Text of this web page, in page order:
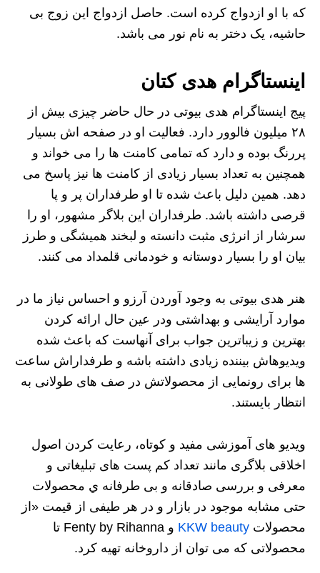
که با او ازدواج کرده است. حاصل ازدواج این زوج بی
حاشیه، یک دختر به نام نور می باشد.
اینستاگرام هدی کتان
پیج اینستاگرام هدی بیوتی در حال حاضر چیزی بیش از
۲۸ میلیون فالوور دارد. فعالیت او در صفحه اش بسیار
پررنگ بوده و دارد که تمامی کامنت ها را می خواند و
همچنین به تعداد بسیار زیادی از کامنت ها نیز پاسخ می
دهد. همین دلیل باعث شده تا او طرفداران پر و پا
قرصی داشته باشد. طرفداران این بلاگر مشهور، او را
سرشار از انرژی مثبت دانسته و لبخند همیشگی و طرز
بیان او را بسیار دوستانه و خودمانی قلمداد می کنند.
هنر هدی بیوتی به وجود آوردن آرزو و احساس نیاز ما در
موارد آرایشی و بهداشتی ودر عین حال ارائه کردن
بهترین و زیباترین جواب برای آنهاست که باعث شده
ویدیوهاش بیننده زیادی داشته باشه و طرفداراش ساعت
ها برای رونمایی از محصولاتش در صف های طولانی به
انتظار بایستند.
ویدیو های آموزشی مفید و کوتاه، رعایت کردن اصول
اخلاقی بلاگری مانند تعداد کم پست های تبلیغاتی و
معرفی و بررسی صادقانه و بی طرفانه ي محصولات
حتی مشابه موجود در بازار و در هر طیفی از قیمت «از
محصولات KKW beauty
و Fenty by Rihanna تا
محصولاتی که می توان از داروخانه تهیه کرد.